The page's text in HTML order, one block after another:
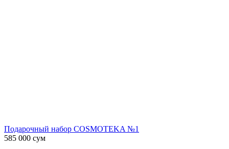
Подарочный набор COSMOTEKA №1
585 000 сум